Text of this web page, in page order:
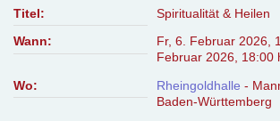
Titel:
Spiritualität & Heilen
Wann:
Fr, 6. Februar 2026,
Februar 2026, 18:00
Wo:
Rheingoldhalle -
Baden-Württemberg